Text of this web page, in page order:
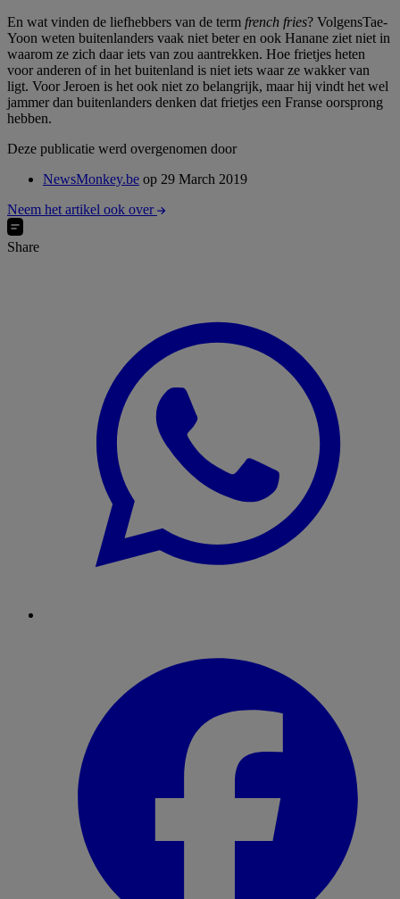
En wat vinden de liefhebbers van de term french fries? VolgensTae-
Yoon weten buitenlanders vaak niet beter en ook Hanane ziet niet in
waarom ze zich daar iets van zou aantrekken. Hoe frietjes heten
voor anderen of in het buitenland is niet iets waar ze wakker van
ligt. Voor Jeroen is het ook niet zo belangrijk, maar hij vindt het wel
jammer dan buitenlanders denken dat frietjes een Franse oorsprong
hebben.
Deze publicatie werd overgenomen door
NewsMonkey.be op 29 March 2019
Neem het artikel ook over
Share